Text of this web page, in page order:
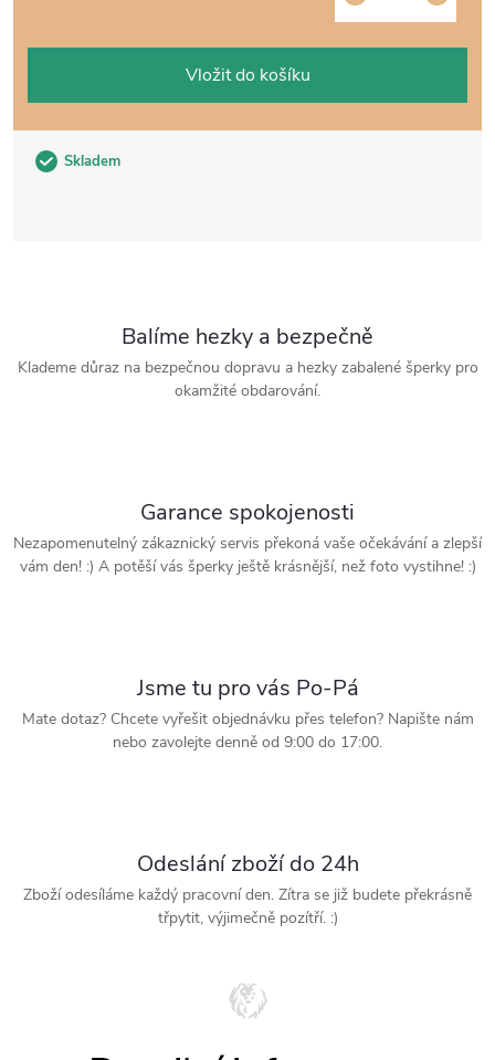
Skladem
Vložit do košíku
Balíme hezky a bezpečně
Klademe důraz na bezpečnou dopravu a hezky zabalené šperky pro
okamžité obdarování.
Garance spokojenosti
Nezapomenutelný zákaznický servis překoná vaše očekávání a zlepší
vám den! :) A potěší vás šperky ještě krásnější, než foto vystihne! :)
Jsme tu pro vás Po-Pá
Mate dotaz? Chcete vyřešit objednávku přes telefon? Napište nám
nebo zavolejte denně od 9:00 do 17:00.
Odeslání zboží do 24h
Zboží odesíláme každý pracovní den. Zítra se již budete překrásně
třpytit, výjimečně pozítří. :)